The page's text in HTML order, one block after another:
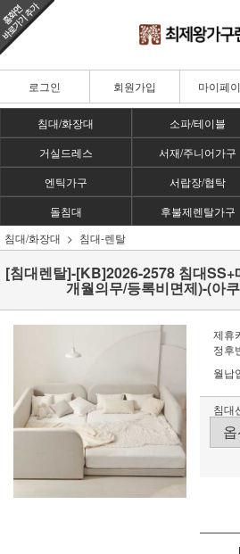
로그인 회원가입 마이페
침대/화장대 소파/테이블
거실드레스
서재/주니어가구
엔틱가구
서랍장/협탁
돌침대
후불제렌탈가구
침대/화장대
침대-렌탈
[침대렌탈]-[KB]2026-2578 침대
개월의무/등록비면제)-(아
제휴
정후
월납
침대